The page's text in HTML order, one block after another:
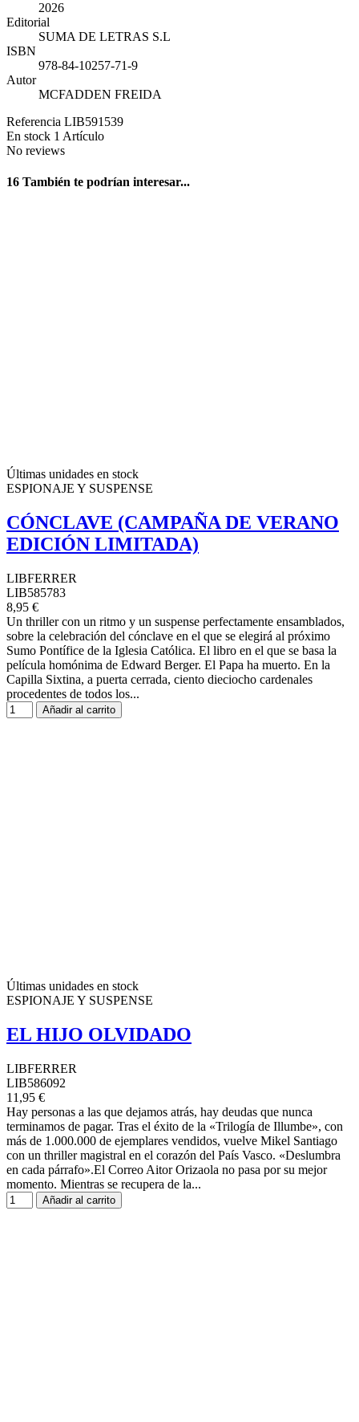
2026
Editorial
SUMA DE LETRAS S.L
ISBN
978-84-10257-71-9
Autor
MCFADDEN FREIDA
Referencia LIB591539
En stock 1 Artículo
No reviews
16 También te podrían interesar...
Últimas unidades en stock
ESPIONAJE Y SUSPENSE
CÓNCLAVE (CAMPAÑA DE VERANO
EDICIÓN LIMITADA)
LIBFERRER
LIB585783
8,95 €
Un thriller con un ritmo y un suspense perfectamente ensamblados,
sobre la celebración del cónclave en el que se elegirá al próximo
Sumo Pontífice de la Iglesia Católica. El libro en el que se basa la
película homónima de Edward Berger. El Papa ha muerto. En la
Capilla Sixtina, a puerta cerrada, ciento dieciocho cardenales
procedentes de todos los...
Añadir al carrito
Últimas unidades en stock
ESPIONAJE Y SUSPENSE
EL HIJO OLVIDADO
LIBFERRER
LIB586092
11,95 €
Hay personas a las que dejamos atrás, hay deudas que nunca
terminamos de pagar. Tras el éxito de la «Trilogía de Illumbe», con
más de 1.000.000 de ejemplares vendidos, vuelve Mikel Santiago
con un thriller magistral en el corazón del País Vasco. «Deslumbra
en cada párrafo».El Correo Aitor Orizaola no pasa por su mejor
momento. Mientras se recupera de la...
Añadir al carrito